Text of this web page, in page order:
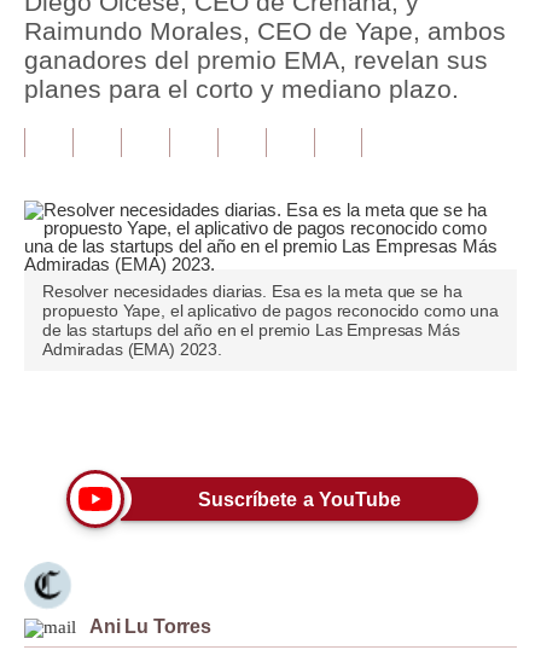
Finanzas Personales
Inmobiliarias
Plus G
Editorial
Pregunta de hoy
Blogs
Viajes
Moda
Estilos
Mundo
Raimundo Morales, CEO de Yape, ambos
ganadores del premio EMA, revelan sus
planes para el corto y mediano plazo.
Resolver necesidades diarias. Esa es la meta que se ha
propuesto Yape, el aplicativo de pagos reconocido como una
de las startups del año en el premio Las Empresas Más
Admiradas (EMA) 2023.
Suscríbete a YouTube
Ani Lu Torres